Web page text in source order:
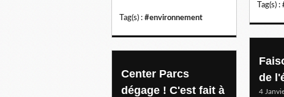
Tag(s) : #environnement
Tag(s) :
de
4
Center Parcs
dégage ! C'est fait à